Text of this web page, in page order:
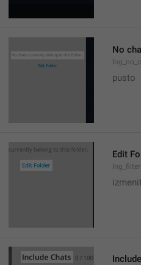
No
pusto
Edit